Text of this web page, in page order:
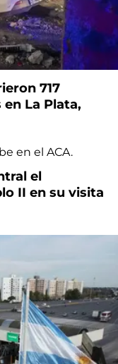
717
La Plata,
el
II en su visita